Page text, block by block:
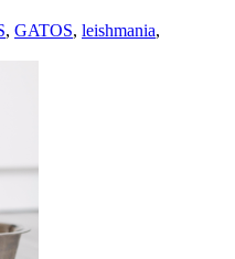
, GATOS, leishmania,